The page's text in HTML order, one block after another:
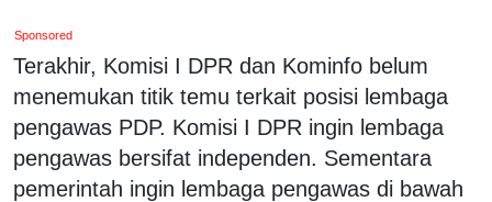
Sponsored
Terakhir, Komisi I DPR dan Kominfo belum
menemukan titik temu terkait posisi lembaga
pengawas PDP. Komisi I DPR ingin lembaga
pengawas bersifat independen. Sementara
pemerintah ingin lembaga pengawas di bawah